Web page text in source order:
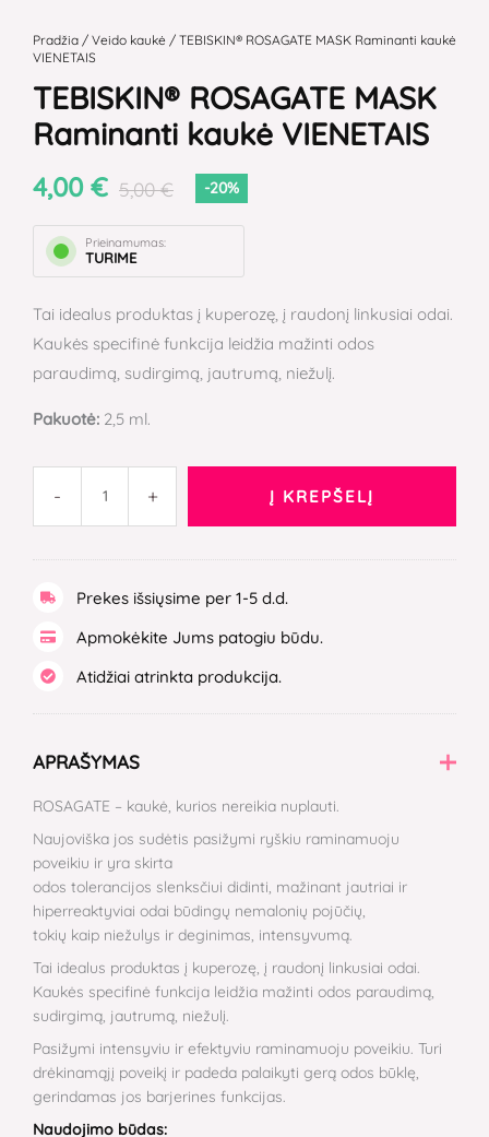
Pradžia / Veido kaukė / TEBISKIN® ROSAGATE MASK Raminanti kaukė
VIENETAIS
TEBISKIN® ROSAGATE MASK
Raminanti kaukė VIENETAIS
4,00 € 5,00€ -20%
Prieinamumas:
TURIME
Tai idealus produktas į kuperozę, į raudonį linkusiai odai.
Kaukės specifinė funkcija leidžia mažinti odos
paraudimą, sudirgimą, jautrumą, niežulį.
Pakuotė: 2,5 ml.
-
kiekis:
TEBISKIN®
ROSAGATE
MASK
Raminanti
kaukė
VIENETAIS
+ Į KREPŠELĮ
Prekes išsiųsime per 1-5 d.d.
Apmokėkite Jums patogiu būdu.
Atidžiai atrinkta produkcija.
APRAŠYMAS
ROSAGATE – kaukė, kurios nereikia nuplauti.
Naujoviška jos sudėtis pasižymi ryškiu raminamuoju
poveikiu ir yra skirta
odos tolerancijos slenksčiui didinti, mažinant jautriai ir
hiperreaktyviai odai būdingų nemalonių pojūčių,
tokių kaip niežulys ir deginimas, intensyvumą.
Tai idealus produktas į kuperozę, į raudonį linkusiai odai.
Kaukės specifinė funkcija leidžia mažinti odos paraudimą,
sudirgimą, jautrumą, niežulį.
Pasižymi intensyviu ir efektyviu raminamuoju poveikiu. Turi
drėkinamąjį poveikį ir padeda palaikyti gerą odos būklę,
gerindamas jos barjerines funkcijas.
Naudojimo būdas: